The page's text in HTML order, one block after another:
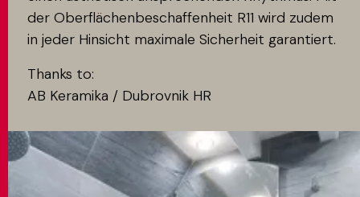
der Oberflächenbeschaffenheit R11 wird zudem
in jeder Hinsicht maximale Sicherheit garantiert.
Thanks to:
AB Keramika / Dubrovnik HR